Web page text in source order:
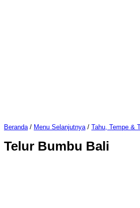
Beranda / Menu Selanjutnya / Tahu, Tempe &
Telur Bumbu Bali